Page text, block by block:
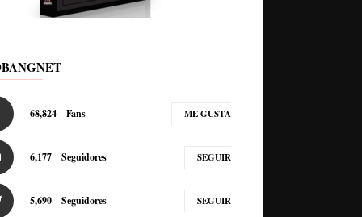
68,824 Fans ME GUSTA
6,177 Seguidores SEGUIR
5,690 Seguidores SEGUIR